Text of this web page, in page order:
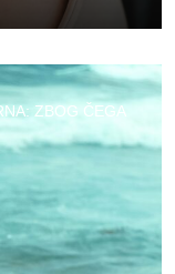
ZBOG ČEGA